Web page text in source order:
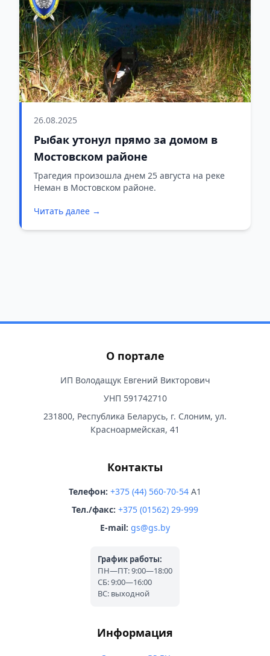
26.08.2025
Рыбак утонул прямо за домом в
Мостовском районе
Трагедия произошла днем 25 августа на реке
Неман в Мостовском районе.
Читать далее →
О портале
ИП Володащук Евгений Викторович
УНП 591742710
231800, Республика Беларусь, г. Слоним, ул.
Красноармейская, 41
Контакты
Телефон: +375 (44) 560-70-54 A1
Тел./факс: +375 (01562) 29-999
E-mail: gs@gs.by
График работы:
ПН—ПТ: 9:00—18:00
СБ: 9:00—16:00
ВС: выходной
Информация